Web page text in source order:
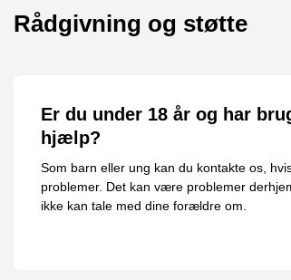
Rådgivning og støtte
Er du under 18 år og har
hjælp?
Som barn eller ung kan du kontakte os,
problemer. Det kan være problemer
ikke kan tale med dine forældre om.